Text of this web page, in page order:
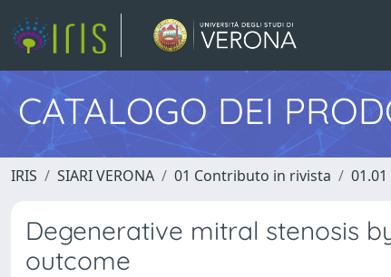
CATALOGO DEI
IRIS SIARI VERONA 01 Contributo in rivista
Degenerative mitral stenosis
outcome